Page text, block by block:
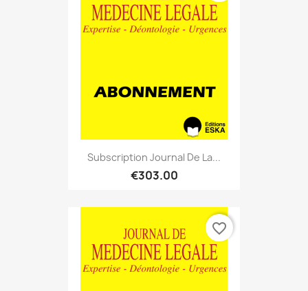
Subscription Journal De La...
€303.00
favorite_border